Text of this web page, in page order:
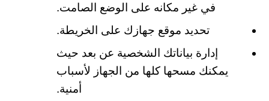
في غير مكانه على الوضع الصامت.
تحديد موقع جهازك على الخريطة.
إدارة بياناتك الشخصية عن بعد حيث
يمكنك مسحها كلها من الجهاز لأسباب
أمنية.